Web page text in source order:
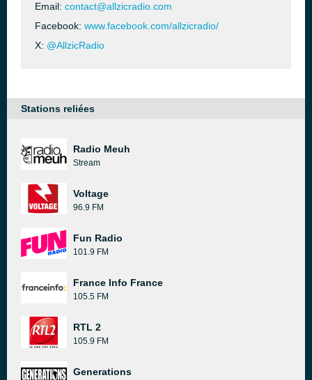
Email: contact@allzicradio.com
Facebook: www.facebook.com/allzicradio/
X: @AllzicRadio
Stations reliées
Radio Meuh
Stream
Voltage
96.9 FM
Fun Radio
101.9 FM
France Info France
105.5 FM
RTL 2
105.9 FM
Generations